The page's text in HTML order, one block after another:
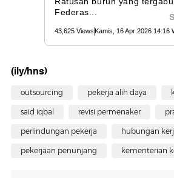
(ily/hns)
outsourcing pekerja alih daya
said iqbal revisi permenaker
perlindungan pekerja hubungan
pekerjaan penunjang kementerian